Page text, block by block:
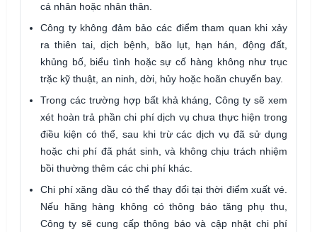
cá nhân hoặc nhân thân.
Công ty không đảm bảo các điểm tham quan khi xảy
ra thiên tai, dịch bệnh, bão lụt, hạn hán, động đất,
khủng bố, biểu tình hoặc sự cố hàng không như trục
trặc kỹ thuật, an ninh, dời, hủy hoặc hoãn chuyến bay.
Trong các trường hợp bất khả kháng, Công ty sẽ xem
xét hoàn trả phần chi phí dịch vụ chưa thực hiện trong
điều kiện có thể, sau khi trừ các dịch vụ đã sử dụng
hoặc chi phí đã phát sinh, và không chịu trách nhiệm
bồi thường thêm các chi phí khác.
Chi phí xăng dầu có thể thay đổi tại thời điểm xuất vé.
Nếu hãng hàng không có thông báo tăng phụ thu,
Công ty sẽ cung cấp thông báo và cập nhật chi phí